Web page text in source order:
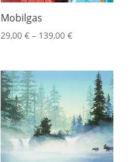
Mobilgas
29,00 €– 139,00 €